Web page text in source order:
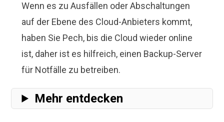
Wenn es zu Ausfällen oder Abschaltungen
auf der Ebene des Cloud-Anbieters kommt,
haben Sie Pech, bis die Cloud wieder online
ist, daher ist es hilfreich, einen Backup-Server
für Notfälle zu betreiben.
Mehr entdecken